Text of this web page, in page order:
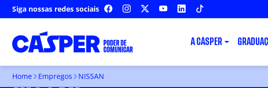
Siga nossas redes sociais FACEBOOKINSTAGRAM YOUTUBELINKEDIN
A CÁSPER
Home Empregos NISSAN